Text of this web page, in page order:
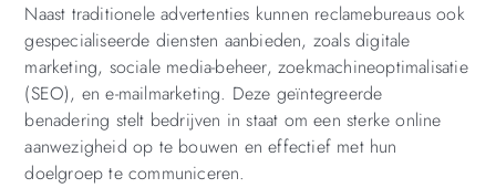
Naast traditionele advertenties kunnen reclamebureaus ook
gespecialiseerde diensten aanbieden, zoals digitale
marketing, sociale media-beheer, zoekmachineoptimalisatie
(SEO), en e-mailmarketing. Deze geïntegreerde
benadering stelt bedrijven in staat om een ​​sterke online
aanwezigheid op te bouwen en effectief met hun
doelgroep te communiceren.